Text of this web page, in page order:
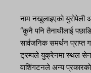
नाम नखुलाइएको युरोपेली
“कुनै पनि तैनाथीलाई
सार्वजनिक समर्थन प्राप्त
ट्रम्पले युक्रेनमा स्थल
वाशिंगटनले अन्य